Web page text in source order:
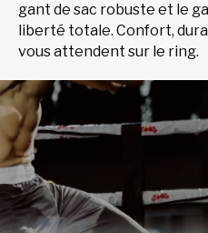
gant de sac robuste et le
liberté totale. Confort,
vous attendent sur le ring.